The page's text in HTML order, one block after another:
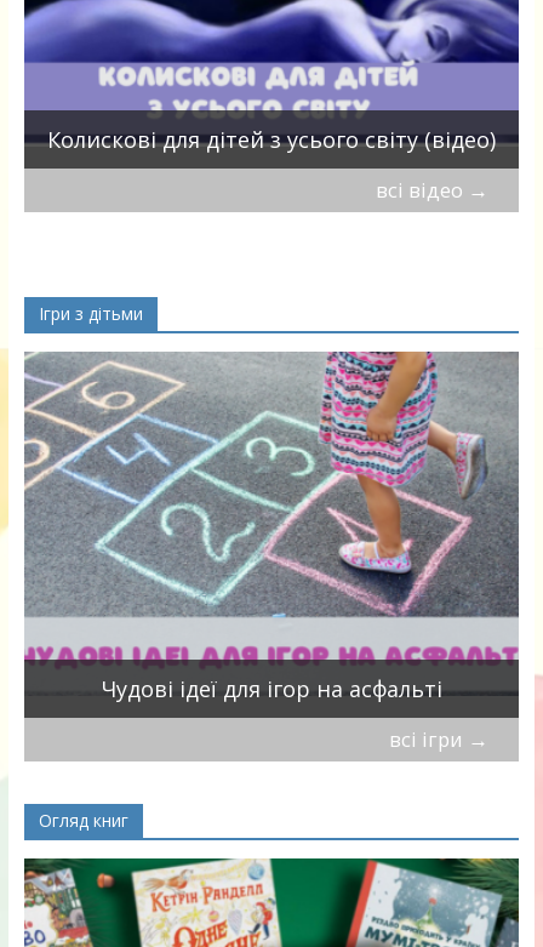
Колискові для дітей з усього світу (відео)
всі відео →
Ігри з дітьми
Чудові ідеї для ігор на асфальті
всі ігри →
Огляд книг